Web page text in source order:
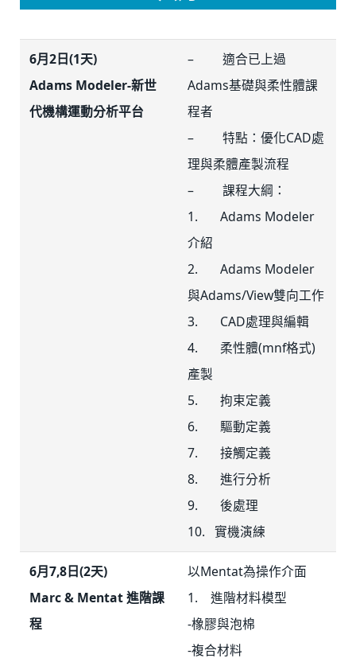
6月2日(1天)
Adams Modeler-新世
代機構運動分析平台
– 適合已上過
Adams基礎與柔性體課
程者
– 特點：優化CAD處
理與柔體產製流程
– 課程大綱：
1. Adams Modeler
介紹
2. Adams Modeler
與Adams/View雙向工作
3. CAD處理與編輯
4. 柔性體(mnf格式)
產製
5. 拘束定義
6. 驅動定義
7. 接觸定義
8. 進行分析
9. 後處理
10. 實機演練
6月7,8日(2天)
Marc & Mentat 進階課
程
以Mentat為操作介面
1. 進階材料模型
-橡膠與泡棉
-複合材料